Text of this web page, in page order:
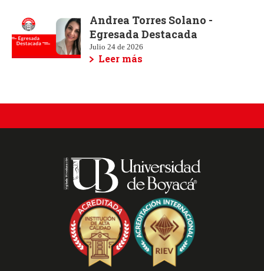
Andrea Torres Solano -
Egresada Destacada
Julio 24 de 2026
Leer más